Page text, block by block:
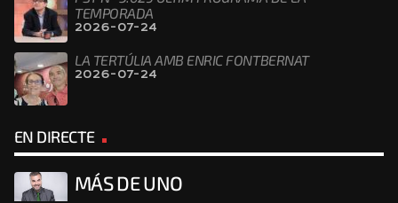
TEMPORADA
2026-07-24
LA TERTÚLIA AMB ENRIC FONTBERNAT
2026-07-24
EN DIRECTE
MÁS DE UNO